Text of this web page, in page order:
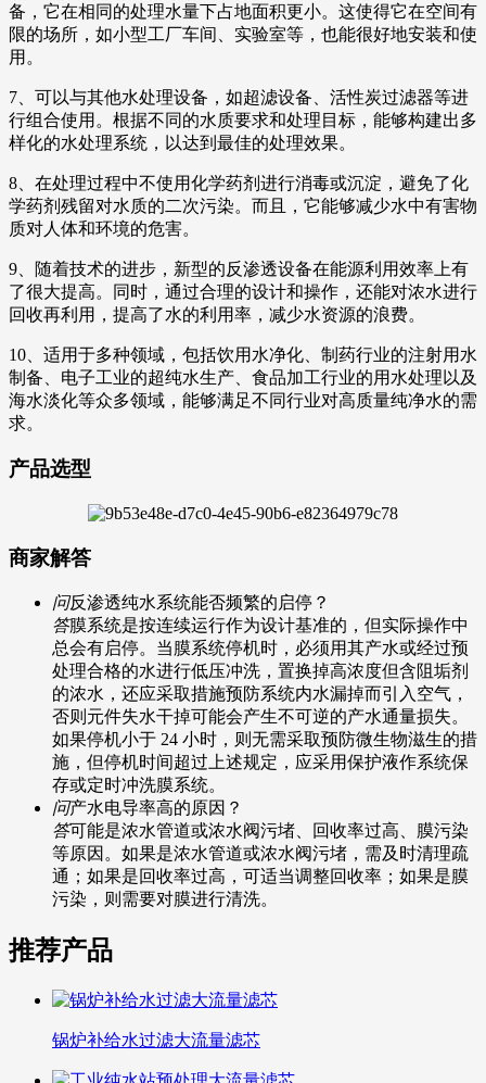
备，它在相同的处理水量下占地面积更小。这使得它在空间有
限的场所，如小型工厂车间、实验室等，也能很好地安装和使
用。
7、可以与其他水处理设备，如超滤设备、活性炭过滤器等进
行组合使用。根据不同的水质要求和处理目标，能够构建出多
样化的水处理系统，以达到最佳的处理效果。
8、在处理过程中不使用化学药剂进行消毒或沉淀，避免了化
学药剂残留对水质的二次污染。而且，它能够减少水中有害物
质对人体和环境的危害。
9、随着技术的进步，新型的反渗透设备在能源利用效率上有
了很大提高。同时，通过合理的设计和操作，还能对浓水进行
回收再利用，提高了水的利用率，减少水资源的浪费。
10、适用于多种领域，包括饮用水净化、制药行业的注射用水
制备、电子工业的超纯水生产、食品加工行业的用水处理以及
海水淡化等众多领域，能够满足不同行业对高质量纯净水的需
求。
产品选型
商家解答
问反渗透纯水系统能否频繁的启停？
答膜系统是按连续运行作为设计基准的，但实际操作中
总会有启停。当膜系统停机时，必须用其产水或经过预
处理合格的水进行低压冲洗，置换掉高浓度但含阻垢剂
的浓水，还应采取措施预防系统内水漏掉而引入空气，
否则元件失水干掉可能会产生不可逆的产水通量损失。
如果停机小于 24 小时，则无需采取预防微生物滋生的措
施，但停机时间超过上述规定，应采用保护液作系统保
存或定时冲洗膜系统。
问产水电导率高的原因？
答可能是浓水管道或浓水阀污堵、回收率过高、膜污染
等原因。如果是浓水管道或浓水阀污堵，需及时清理疏
通；如果是回收率过高，可适当调整回收率；如果是膜
污染，则需要对膜进行清洗。
推荐产品
锅炉补给水过滤大流量滤芯